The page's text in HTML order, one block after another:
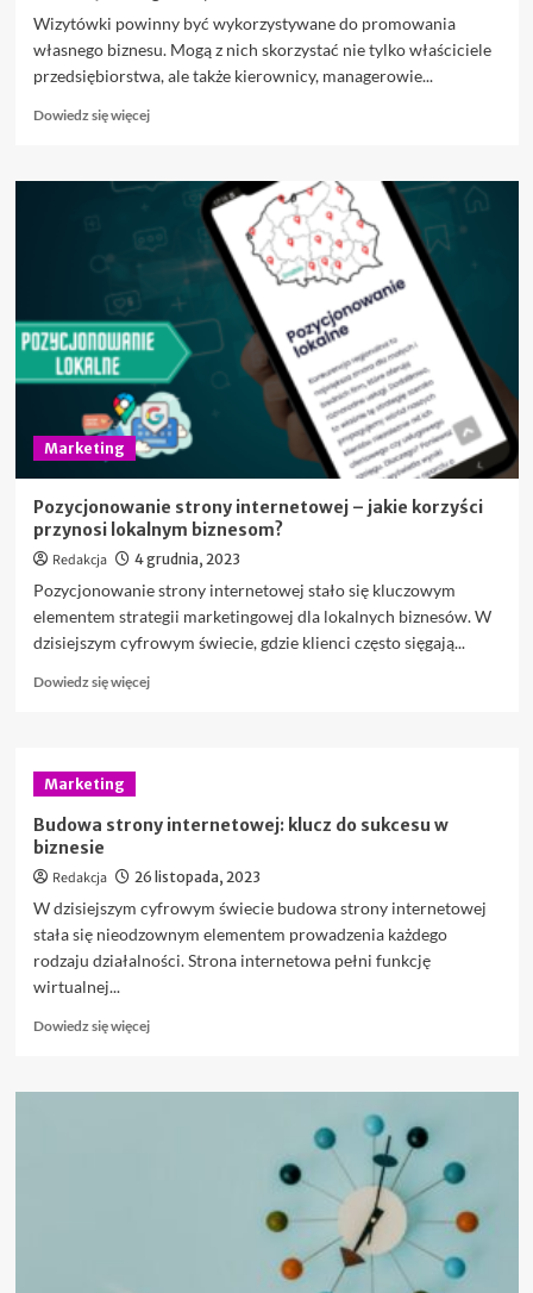
Wizytówki powinny być wykorzystywane do promowania
własnego biznesu. Mogą z nich skorzystać nie tylko właściciele
przedsiębiorstwa, ale także kierownicy, managerowie...
Dowiedz się więcejDowiedz
o
należy
wiedzieć
wizytówkach
firmowych?
Marketing
Pozycjonowanie strony internetowej – jakie korzyści
przynosi lokalnym biznesom?
Redakcja 4 grudnia, 2023
Pozycjonowanie strony internetowej stało się kluczowym
elementem strategii marketingowej dla lokalnych biznesów. W
dzisiejszym cyfrowym świecie, gdzie klienci często sięgają...
Dowiedz się więcejDowiedz
internetowej
–
korzyści
przynosi
Marketing
Budowa strony internetowej: klucz do sukcesu w
biznesie
Redakcja 26 listopada, 2023
W dzisiejszym cyfrowym świecie budowa strony internetowej
stała się nieodzownym elementem prowadzenia każdego
rodzaju działalności. Strona internetowa pełni funkcję
wirtualnej...
Dowiedz się więcejDowiedz
o